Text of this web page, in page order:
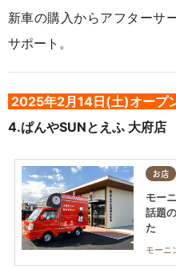
新車の購入からアフターサ
サポート。
2025年2月14日(土)オープ
4.ぱんやSUNとえふ 大府店
お店
モー
話題
た